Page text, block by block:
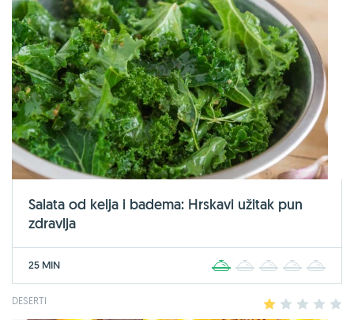
Salata od kelja i badema: Hrskavi užitak pun
zdravlja
25 MIN 2 3 4
DESERTI 2 3 4